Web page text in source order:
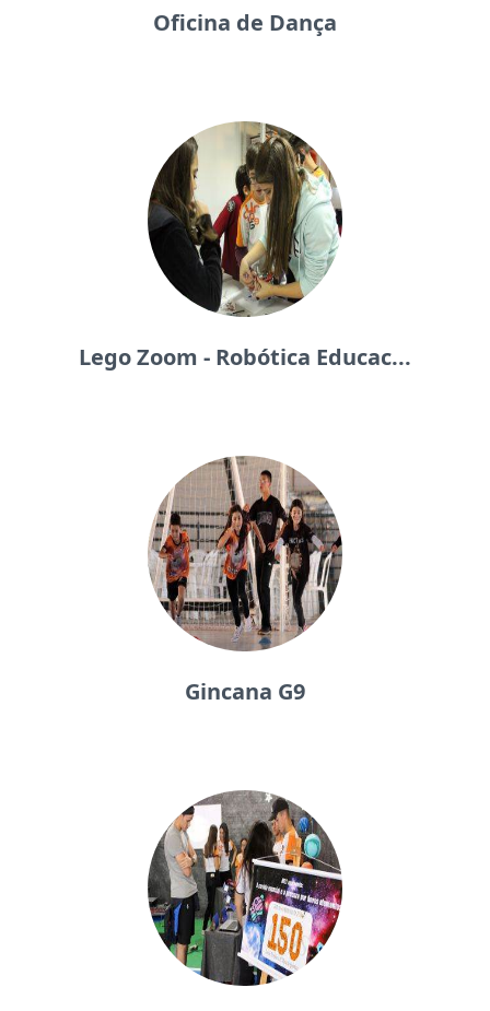
Oficina de Dança
Lego Zoom - Robótica Educac...
Gincana G9